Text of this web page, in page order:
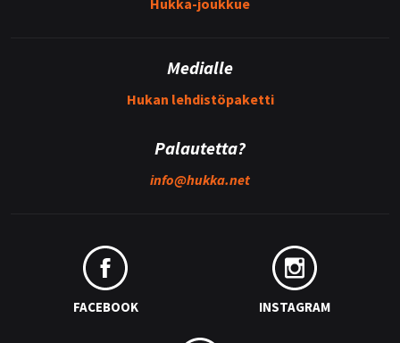
Medialle
Hukan lehdistöpaketti
Palautetta?
info@hukka.net
FACEBOOK INSTAGRAM